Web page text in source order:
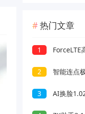
热门文章
1 ForceLTE
2 智能连点极
3 AI换脸1.02